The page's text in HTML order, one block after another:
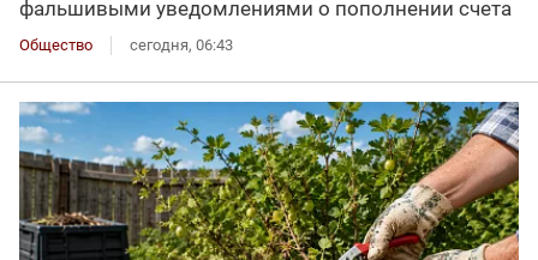
фальшивыми уведомлениями о пополнении счета
Общество сегодня, 06:43